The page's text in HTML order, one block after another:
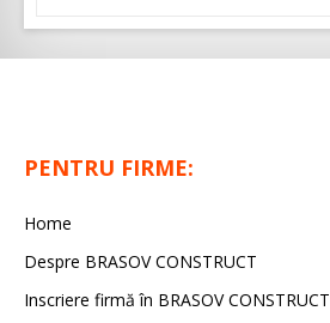
PENTRU FIRME:
Home
Despre BRASOV CONSTRUCT
Inscriere firmă în BRASOV CONSTRUCT